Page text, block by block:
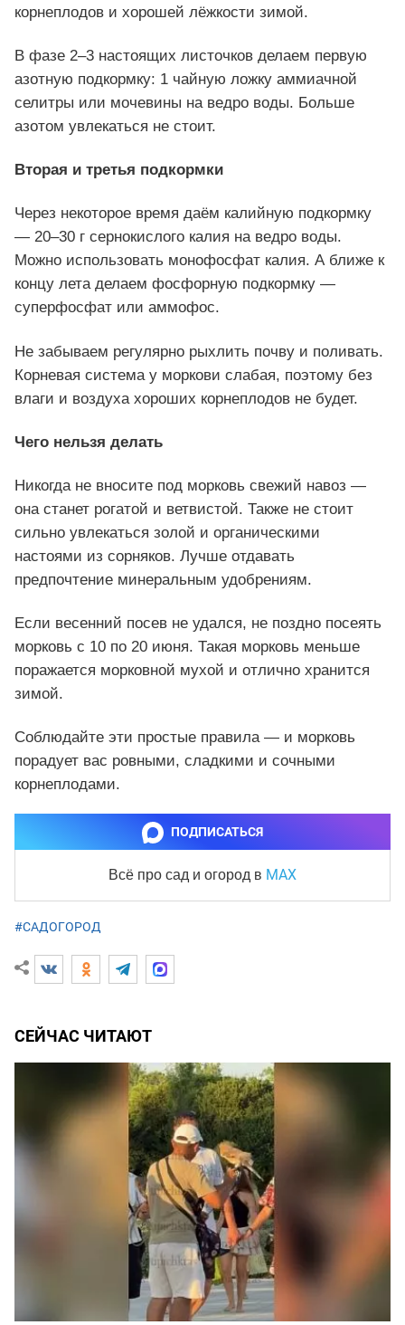
корнеплодов и хорошей лёжкости зимой.
В фазе 2–3 настоящих листочков делаем первую
азотную подкормку: 1 чайную ложку аммиачной
селитры или мочевины на ведро воды. Больше
азотом увлекаться не стоит.
Вторая и третья подкормки
Через некоторое время даём калийную подкормку
— 20–30 г сернокислого калия на ведро воды.
Можно использовать монофосфат калия. А ближе к
концу лета делаем фосфорную подкормку —
суперфосфат или аммофос.
Не забываем регулярно рыхлить почву и поливать.
Корневая система у моркови слабая, поэтому без
влаги и воздуха хороших корнеплодов не будет.
Чего нельзя делать
Никогда не вносите под морковь свежий навоз —
она станет рогатой и ветвистой. Также не стоит
сильно увлекаться золой и органическими
настоями из сорняков. Лучше отдавать
предпочтение минеральным удобрениям.
Если весенний посев не удался, не поздно посеять
морковь с 10 по 20 июня. Такая морковь меньше
поражается морковной мухой и отлично хранится
зимой.
Соблюдайте эти простые правила — и морковь
порадует вас ровными, сладкими и сочными
корнеплодами.
ПОДПИСАТЬСЯ
Всё про сад и огород в MAX
#САДОГОРОД
СЕЙЧАС ЧИТАЮТ